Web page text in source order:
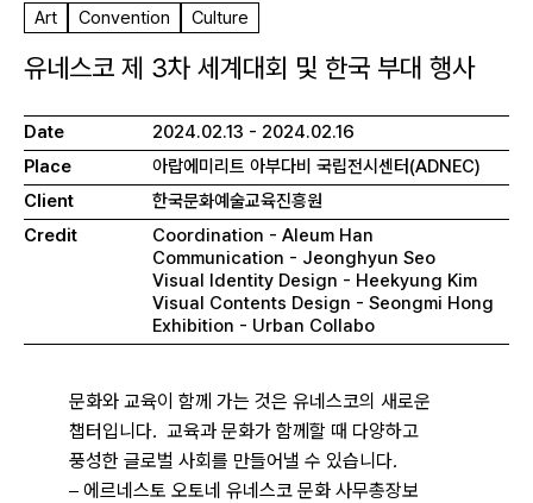
Art Convention Culture
유네스코 제 3차 세계대회 및 한국 부대 행사
Date
2024.02.13 - 2024.02.16
Place
아랍에미리트 아부다비 국립전시센터(ADNEC)
Client
한국문화예술교육진흥원
Credit
Coordination - Aleum Han
Communication - Jeonghyun Seo
Visual Identity Design - Heekyung Kim
Visual Contents Design - Seongmi Hong
Exhibition - Urban Collabo
문화와 교육이 함께 가는 것은 유네스코의 새로운
챕터입니다. 교육과 문화가 함께할 때 다양하고
풍성한 글로벌 사회를 만들어낼 수 있습니다.
– 에르네스토 오토네 유네스코 문화 사무총장보